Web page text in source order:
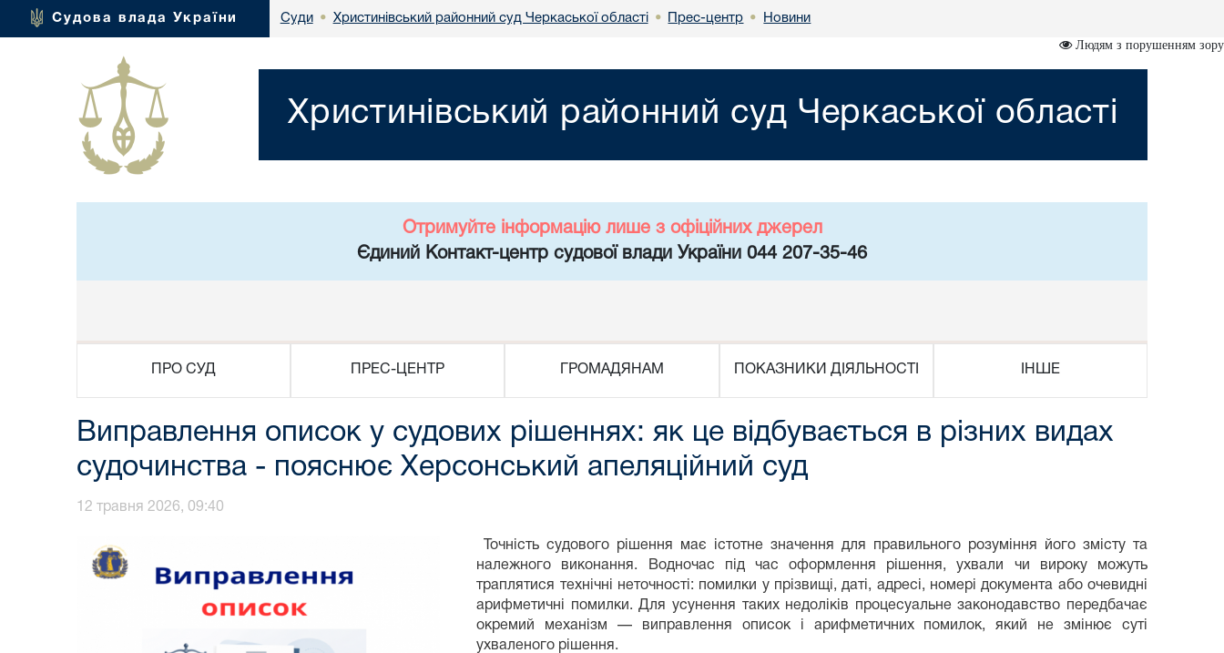
Судова влада України Суди • Христинівський районний суд Черкаської області • Прес-центр • Новини
Людям з порушенням зору
Христинівський районний суд Черкаської області
Отримуйте інформацію лише з офіційних джерел
Єдиний Контакт-центр судової влади України 044 207-35-46
ПРО СУД ПРЕС-ЦЕНТР ГРОМАДЯНАМ ПОКАЗНИКИ ДІЯЛЬНОСТІ ІНШЕ
Виправлення описок у судових рішеннях: як це відбувається в різних видах
судочинства - пояснює Херсонський апеляційний суд
12 травня 2026, 09:40
Точність судового рішення має істотне значення для правильного розуміння його змісту та
належного виконання. Водночас під час оформлення рішення, ухвали чи вироку можуть
траплятися технічні неточності: помилки у прізвищі, даті, адресі, номері документа або очевидні
арифметичні помилки. Для усунення таких недоліків процесуальне законодавство передбачає
окремий механізм — виправлення описок і арифметичних помилок, який не змінює суті
ухваленого рішення.